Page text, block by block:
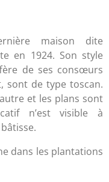
maison dite
en 1924. Son style
de ses consœurs
sont de type toscan.
et les plans sont
n’est visible à
dans les plantations